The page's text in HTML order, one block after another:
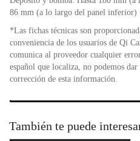
86 mm (a lo largo del panel inferior)
*Las fichas técnicas son
conveniencia de los usuarios de Qi
comunica al proveedor cualquier
español que localiza, no podemos
corrección de esta información.
También te puede